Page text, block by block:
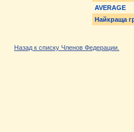
AVERAGE
Найкраща
Назад к списку Членов Федерации.